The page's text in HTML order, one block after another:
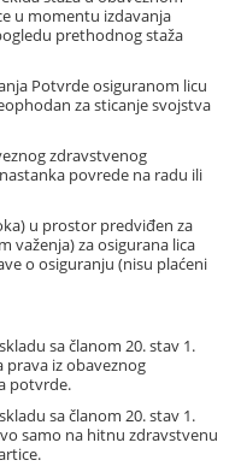
u momentu izdavanja
prethodnog staža
Potvrde osiguranom licu
za sticanje svojstva
zdravstvenog
povrede na radu ili
u prostor predviđen za
važenja) za osigurana lica
o osiguranju (nisu plaćeni
sa članom 20. stav 1.
prava iz obaveznog
potvrde.
sa članom 20. stav 1.
samo na hitnu zdravstvenu